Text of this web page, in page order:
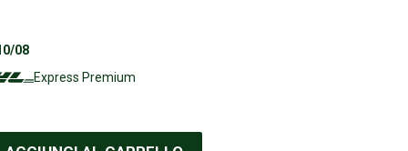
08
Express Premium